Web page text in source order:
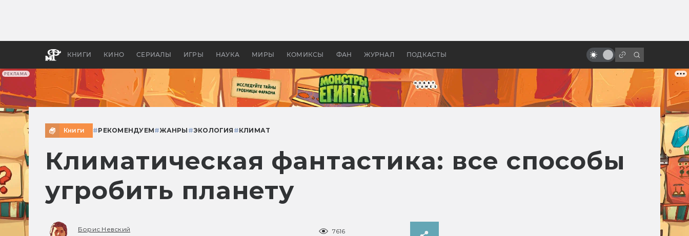
РЕКЛАМА
КНИГИ КИНО СЕРИАЛЫ ИГРЫ НАУКА МИРЫ КОМИКСЫ ФАН ЖУРНАЛ ПОДКАСТЫ
бы «Властелина колец»
Древней Грецией
Франкенштейна
Книги #РЕКОМЕНДУЕМ#ЖАНРЫ #ЭКОЛОГИЯ #КЛИМАТ
Климатическая фантастика: все способы
угробить планету
Борис Невский
7616